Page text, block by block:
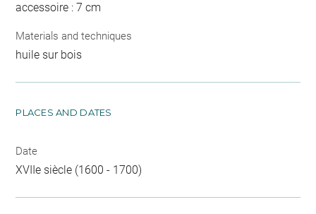
accessoire : 7 cm
Materials and techniques
huile sur bois
PLACES AND DATES
Date
XVIIe siècle (1600 - 1700)